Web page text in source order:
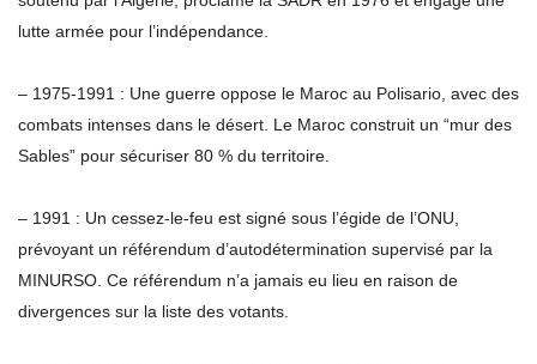
lutte armée pour l’indépendance.
– 1975-1991 : Une guerre oppose le Maroc au Polisario, avec des
combats intenses dans le désert. Le Maroc construit un “mur des
Sables” pour sécuriser 80 % du territoire.
– 1991 : Un cessez-le-feu est signé sous l’égide de l’ONU,
prévoyant un référendum d’autodétermination supervisé par la
MINURSO. Ce référendum n’a jamais eu lieu en raison de
divergences sur la liste des votants.